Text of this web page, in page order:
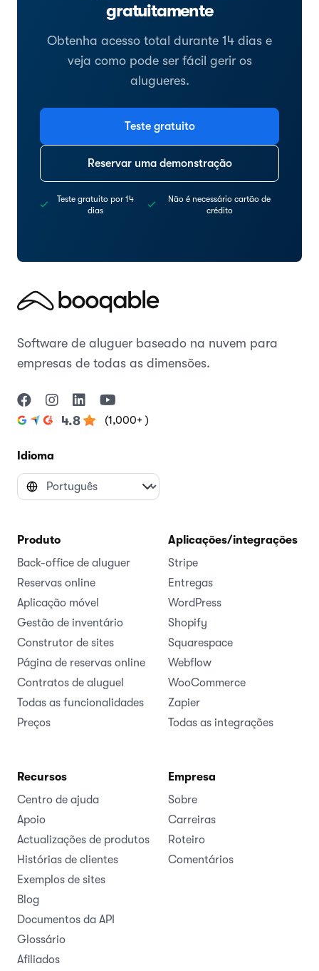
gratuitamente
Obtenha acesso total durante 14 dias e
veja como pode ser fácil gerir os
alugueres.
Teste gratuito
Reservar uma demonstração
Teste gratuito por 14
dias
Não é necessário cartão de
crédito
Software de aluguer baseado na nuvem para
empresas de todas as dimensões.
4.8 (1,000+ )
Idioma
Produto
Back-office de aluguer
Reservas online
Aplicação móvel
Gestão de inventário
Construtor de sites
Página de reservas online
Contratos de aluguel
Todas as funcionalidades
Preços
Aplicações/integrações
Stripe
Entregas
WordPress
Shopify
Squarespace
Webflow
WooCommerce
Zapier
Todas as integrações
Recursos
Centro de ajuda
Apoio
Actualizações de produtos
Histórias de clientes
Exemplos de sites
Blog
Documentos da API
Glossário
Afiliados
Empresa
Sobre
Carreiras
Roteiro
Comentários